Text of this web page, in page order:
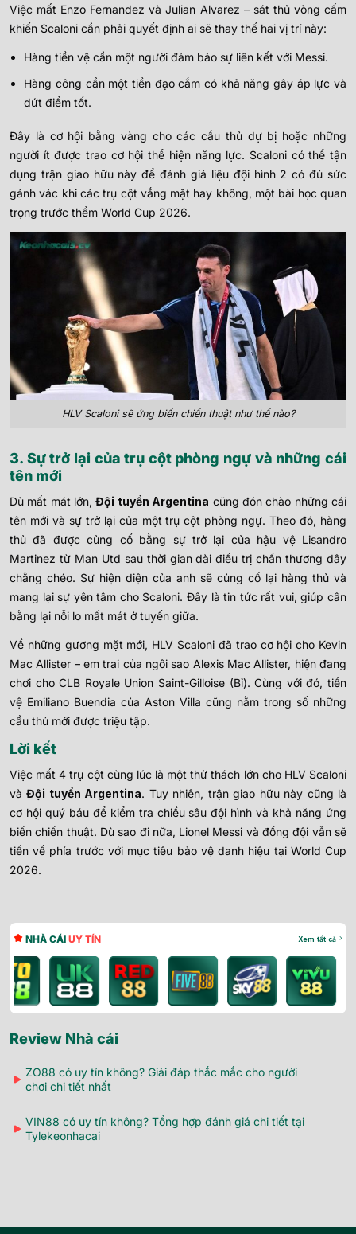
Việc mất Enzo Fernandez và Julian Alvarez – sát thủ vòng cấm
khiến Scaloni cần phải quyết định ai sẽ thay thế hai vị trí này:
Hàng tiền vệ cần một người đảm bảo sự liên kết với Messi.
Hàng công cần một tiền đạo cắm có khả năng gây áp lực và
dứt điểm tốt.
Đây là cơ hội bằng vàng cho các cầu thủ dự bị hoặc những
người ít được trao cơ hội thể hiện năng lực. Scaloni có thể tận
dụng trận giao hữu này để đánh giá liệu đội hình 2 có đủ sức
gánh vác khi các trụ cột vắng mặt hay không, một bài học quan
trọng trước thềm World Cup 2026.
HLV Scaloni sẽ ứng biến chiến thuật như thế nào?
3. Sự trở lại của trụ cột phòng ngự và những cái
tên mới
Dù mất mát lớn,Đội tuyển Argentina cũng đón chào những cái
tên mới và sự trở lại của một trụ cột phòng ngự. Theo đó, hàng
thủ đã được củng cố bằng sự trở lại của hậu vệ Lisandro
Martinez từ Man Utd sau thời gian dài điều trị chấn thương dây
chằng chéo. Sự hiện diện của anh sẽ củng cố lại hàng thủ và
mang lại sự yên tâm cho Scaloni. Đây là tin tức rất vui, giúp cân
bằng lại nỗi lo mất mát ở tuyến giữa.
Về những gương mặt mới, HLV Scaloni đã trao cơ hội cho Kevin
Mac Allister – em trai của ngôi sao Alexis Mac Allister, hiện đang
chơi cho CLB Royale Union Saint-Gilloise (Bỉ). Cùng với đó, tiền
vệ Emiliano Buendia của Aston Villa cũng nằm trong số những
cầu thủ mới được triệu tập.
Lời kết
Việc mất 4 trụ cột cùng lúc là một thử thách lớn cho HLV Scaloni
vàĐội tuyển Argentina. Tuy nhiên, trận giao hữu này cũng là
cơ hội quý báu để kiểm tra chiều sâu đội hình và khả năng ứng
biến chiến thuật. Dù sao đi nữa, Lionel Messi và đồng đội vẫn sẽ
tiến về phía trước với mục tiêu bảo vệ danh hiệu tại World Cup
2026.
NHÀ CÁI UY TÍN Xem tất cả
Review Nhà cái
ZO88 có uy tín không? Giải đáp thắc mắc cho người
chơi chi tiết nhất
VIN88 có uy tín không? Tổng hợp đánh giá chi tiết tại
Tylekeonhacai